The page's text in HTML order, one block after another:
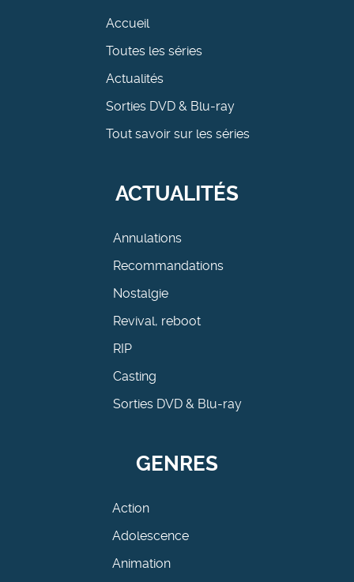
Accueil
Toutes les séries
Actualités
Sorties DVD & Blu-ray
Tout savoir sur les séries
ACTUALITÉS
Annulations
Recommandations
Nostalgie
Revival, reboot
RIP
Casting
Sorties DVD & Blu-ray
GENRES
Action
Adolescence
Animation